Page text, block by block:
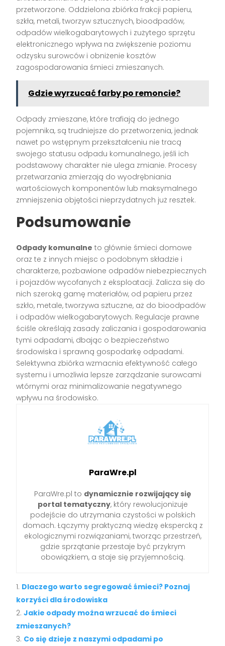
przetworzone. Oddzielona zbiórka frakcji papieru,
szkła, metali, tworzyw sztucznych, bioodpadów,
odpadów wielkogabarytowych i zużytego sprzętu
elektronicznego wpływa na zwiększenie poziomu
odzysku surowców i obniżenie kosztów
zagospodarowania śmieci zmieszanych.
Gdzie wyrzucać farby po remoncie?
Odpady zmieszane, które trafiają do jednego
pojemnika, są trudniejsze do przetworzenia, jednak
nawet po wstępnym przekształceniu nie tracą
swojego statusu odpadu komunalnego, jeśli ich
podstawowy charakter nie ulega zmianie. Procesy
przetwarzania zmierzają do wyodrębniania
wartościowych komponentów lub maksymalnego
zmniejszenia objętości nieprzydatnych już resztek.
Podsumowanie
Odpady komunalne to głównie śmieci domowe
oraz te z innych miejsc o podobnym składzie i
charakterze, pozbawione odpadów niebezpiecznych
i pojazdów wycofanych z eksploatacji. Zalicza się do
nich szeroką gamę materiałów, od papieru przez
szkło, metale, tworzywa sztuczne, aż do bioodpadów
i odpadów wielkogabarytowych. Regulacje prawne
ściśle określają zasady zaliczania i gospodarowania
tymi odpadami, dbając o bezpieczeństwo
środowiska i sprawną gospodarkę odpadami.
Selektywna zbiórka wzmacnia efektywność całego
systemu i umożliwia lepsze zarządzanie surowcami
wtórnymi oraz minimalizowanie negatywnego
wpływu na środowisko.
ParaWre.pl
ParaWre.pl to dynamicznie rozwijający się
portal tematyczny, który rewolucjonizuje
podejście do utrzymania czystości w polskich
domach. Łączymy praktyczną wiedzę ekspercką z
ekologicznymi rozwiązaniami, tworząc przestrzeń,
gdzie sprzątanie przestaje być przykrym
obowiązkiem, a staje się przyjemnością.
Dlaczego warto segregować śmieci? Poznaj
korzyści dla środowiska
Jakie odpady można wrzucać do śmieci
zmieszanych?
Co się dzieje z naszymi odpadami po